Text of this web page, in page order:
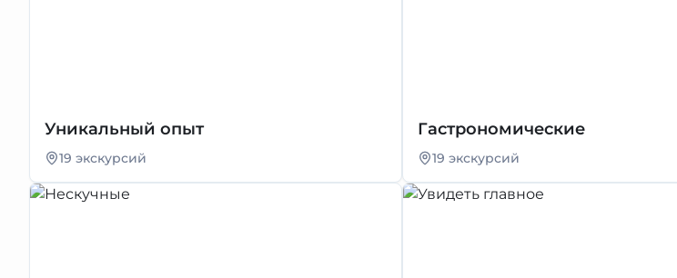
Уникальный опыт
19 экскурсий
Гастрономические
19 экскурсий